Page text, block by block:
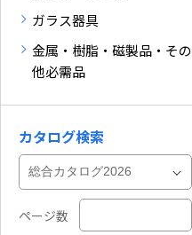
ガラス器具
金属・樹脂・磁製品・その
他必需品
カタログ検索
ページ数